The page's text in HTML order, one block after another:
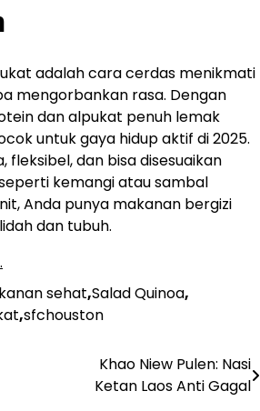
adalah cara cerdas menikmati
mengorbankan rasa. Dengan
dan alpukat penuh lemak
untuk gaya hidup aktif di 2025.
fleksibel, dan bisa disesuaikan
kemangi atau sambal
Anda punya makanan bergizi
dan tubuh.
sehat,Salad Quinoa,
,sfchouston
Khao Niew Pulen: Nasi
Ketan Laos Anti Gagal